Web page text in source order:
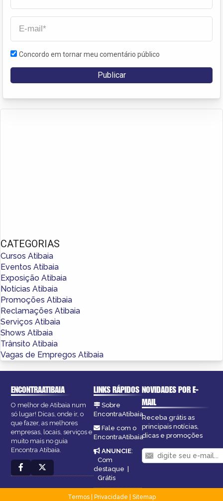
Concordo em tornar meu comentário público
CATEGORIAS
Cursos Atibaia
Eventos Atibaia
Exposição Atibaia
Notícias Atibaia
Promoções Atibaia
Reclamações Atibaia
Serviços Atibaia
Shows Atibaia
Trânsito Atibaia
Vagas de Empregos Atibaia
ENCONTRAATIBAIA
O melhor de Atibaia num
só lugar! Dicas, onde ir, o
que fazer, as melhores
empresas, locais, serviços e
muito mais no guia
Encontra Atibaia.
LINKS RÁPIDOS
Sobre
EncontraAtibaia
Fale com o
EncontraAtibaia
ANUNCIE:
Com
destaque
Grátis
NOVIDADES POR E-
MAIL
Receba grátis as
principais notícias,
dicas e promoções
Termos| Privacidade
Sitemap